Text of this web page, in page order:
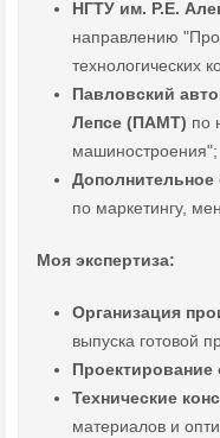
НГТУ им. Р.Е.
направлению
технологических
Павловский
Лепсе (ПАМТ) по
машиностроения";
Дополнительное
по маркетингу,
Моя экспертиза:
Организация
выпуска готовой
Технические
материалов и